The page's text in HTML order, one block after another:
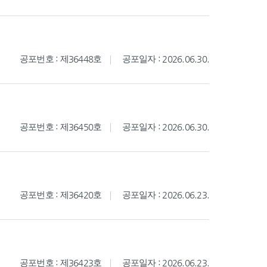
공포번호 : 제36448호 공포일자 : 2026.06.30.
공포번호 : 제36450호 공포일자 : 2026.06.30.
공포번호 : 제36420호 공포일자 : 2026.06.23.
공포번호 : 제36423호 공포일자 : 2026.06.23.